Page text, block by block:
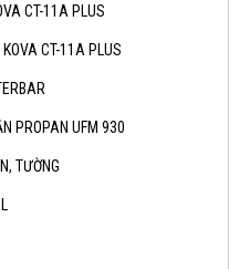
CT-11A PLUS
CT-11A PLUS
PROPAN UFM 930
TƯỜNG